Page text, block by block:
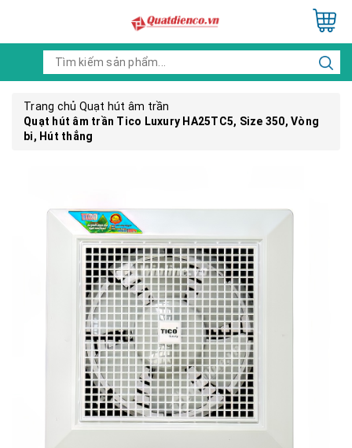
Trang chủ Quạt hút âm trần
Quạt hút âm trần Tico Luxury HA25TC5, Size 350, Vòng
bi, Hút thẳng